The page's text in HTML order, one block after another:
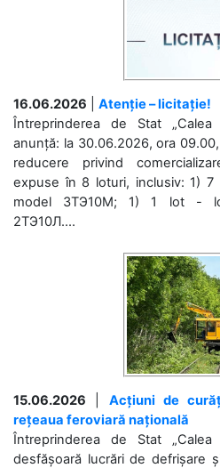
16.06.2026
Atenție – licitație!
Întreprinderea de Stat „Calea
anunță: la 30.06.2026, ora
reducere privind
expuse în 8 loturi, inclusiv: 1)
model 3ТЭ10М; 1) 1 lot -
2ТЭ10Л....
15.06.2026
Acțiuni de
rețeaua feroviară națională
Întreprinderea de Stat „Calea
desfășoară lucrări de defrișare